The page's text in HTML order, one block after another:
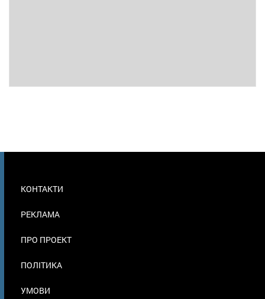
В
КОНТАКТИ
РЕКЛАМА
ПРО ПРОЕКТ
ПОЛІТИКА
УМОВИ